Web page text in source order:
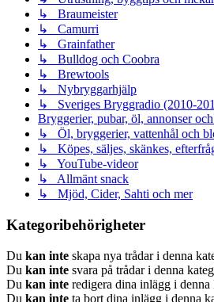
↳ Braumeister
↳ Camurri
↳ Grainfather
↳ Bulldog och Coobra
↳ Brewtools
↳ Nybryggarhjälp
↳ Sveriges Bryggradio (2010-
Bryggerier, pubar, öl, annonser
↳ Öl, bryggerier, vattenhål och
↳ Köpes, säljes, skänkes,
↳ YouTube-videor
↳ Allmänt snack
↳ Mjöd, Cider, Sahti och mer
Kategoribehörigheter
Du kan inte skapa nya trådar i denna
Du kan inte svara på trådar i denna
Du kan inte redigera dina inlägg i denna
Du kan inte ta bort dina inlägg i denna